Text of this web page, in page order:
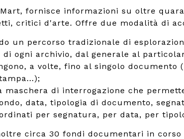
fornisce informazioni su oltre
critici d'arte. Offre due modalità di
un percorso tradizionale di
ogni archivio, dal generale al
a volte, fino al singolo documento
maschera di interrogazione che
data, tipologia di documento,
per segnatura, per data, per
circa 30 fondi documentari in corso